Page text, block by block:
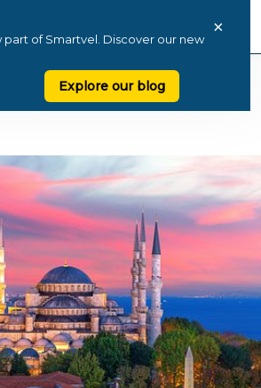
part of Smartvel. Discover our new
Explore our blog
×